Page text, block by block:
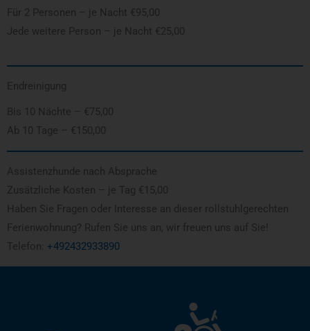
Für 2 Personen – je Nacht €95,00
Jede weitere Person – je Nacht €25,00
Endreinigung
Bis 10 Nächte – €75,00
Ab 10 Tage – €150,00
Assistenzhunde nach Absprache
Zusätzliche Kosten – je Tag €15,00
Haben Sie Fragen oder Interesse an dieser rollstuhlgerechten
Ferienwohnung? Rufen Sie uns an, wir freuen uns auf Sie!
Telefon: +492432933890